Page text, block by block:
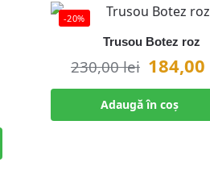
-20%
Trusou Botez roz
230,00lei 184,00
Adaugă în coș